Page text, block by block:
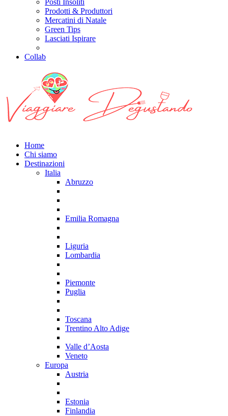
Posti Insoliti
Prodotti & Produttori
Mercatini di Natale
Green Tips
Lasciati Ispirare
Collab
Home
Chi siamo
Destinazioni
Italia
Abruzzo
Emilia Romagna
Liguria
Lombardia
Piemonte
Puglia
Toscana
Trentino Alto Adige
Valle d’Aosta
Veneto
Europa
Austria
Estonia
Finlandia